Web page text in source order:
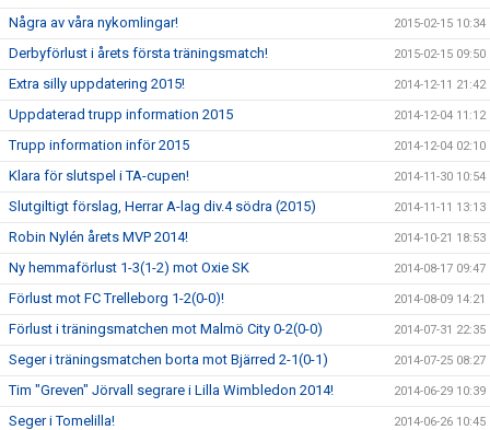
Några av våra nykomlingar! 2015-02-15 10:34
Derbyförlust i årets första träningsmatch! 2015-02-15 09:50
Extra silly uppdatering 2015! 2014-12-11 21:42
Uppdaterad trupp information 2015 2014-12-04 11:12
Trupp information inför 2015 2014-12-04 02:10
Klara för slutspel i TA-cupen! 2014-11-30 10:54
Slutgiltigt förslag, Herrar A-lag div.4 södra (2015) 2014-11-11 13:13
Robin Nylén årets MVP 2014! 2014-10-21 18:53
Ny hemmaförlust 1-3(1-2) mot Oxie SK 2014-08-17 09:47
Förlust mot FC Trelleborg 1-2(0-0)! 2014-08-09 14:21
Förlust i träningsmatchen mot Malmö City 0-2(0-0) 2014-07-31 22:35
Seger i träningsmatchen borta mot Bjärred 2-1(0-1) 2014-07-25 08:27
Tim "Greven" Jörvall segrare i Lilla Wimbledon 2014! 2014-06-29 10:39
Seger i Tomelilla! 2014-06-26 10:45